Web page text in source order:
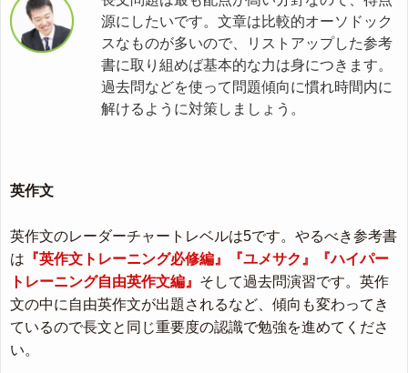
源にしたいです。文章は比較的オーソドック
スなものが多いので、リストアップした参考
書に取り組めば基本的な力は身につきます。
過去問などを使って問題傾向に慣れ時間内に
解けるように対策しましょう。
英作文
英作文のレーダーチャートレベルは5です。やるべき参考書
は 『英作文トレーニング必修編』『ユメサク』『ハイパー
トレーニング自由英作文編』 そして過去問演習です。英作
文の中に自由英作文が出題されるなど、傾向も変わってき
ているので長文と同じ重要度の認識で勉強を進めてくださ
い。